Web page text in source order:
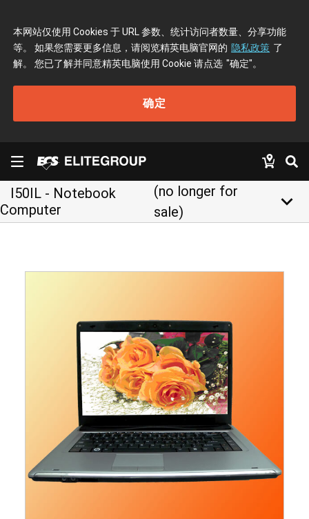
本网站仅使用 Cookies 于 URL 参数、统计访问者数量、分享功能
等。 如果您需要更多信息，请阅览精英电脑官网的 隐私政策 了
解。 您已了解并同意精英电脑使用 Cookie 请点选 "确定"。
确定
I50IL - Notebook
Computer
(no longer for
sale)
keyboard_arrow_down